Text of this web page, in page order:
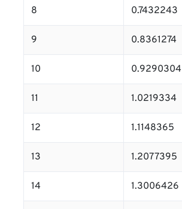
8 0.7432243
9 0.8361274
10 0.9290304
11 1.0219334
12 1.1148365
13 1.2077395
14 1.3006426